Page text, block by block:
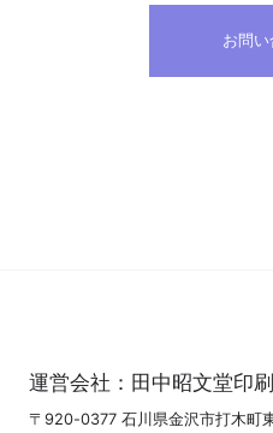
お問
運営会社： 田中昭文堂印
〒920-0377 石川県金沢市打木町